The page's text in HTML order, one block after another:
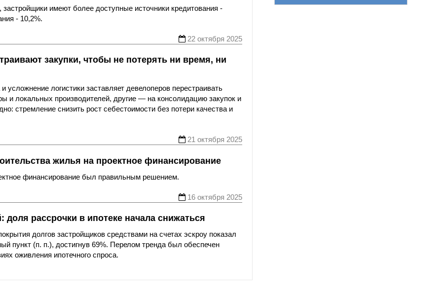
имеют более доступные источники кредитования -
- 10,2%.
22 октября 2025
закупки, чтобы не потерять ни время, ни
усложнение логистики заставляет девелоперов перестраивать
и локальных производителей, другие — на консолидацию закупок и
стремление снизить рост себестоимости без потери качества и
21 октября 2025
жилья на проектное финансирование
финансирование был правильным решением.
16 октября 2025
рассрочки в ипотеке начала снижаться
долгов застройщиков средствами на счетах эскроу показал
пункт (п. п.), достигнув 69%. Перелом тренда был обеспечен
оживления ипотечного спроса.